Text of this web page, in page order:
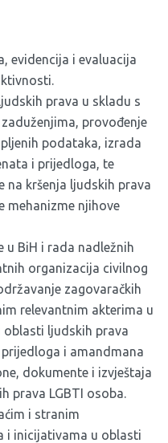
evidencija i evaluacija
prava u skladu s
provođenje
podataka, izrada
i prijedloga, te
na kršenja ljudskih prava
mehanizme njihove
u BiH i rada nadležnih
organizacija civilnog
zagovaračkih
relevantnim akterima u
oblasti ljudskih prava
i amandmana
dokumente i izvještaja
prava LGBTI osoba.
i stranim
i inicijativama u oblasti